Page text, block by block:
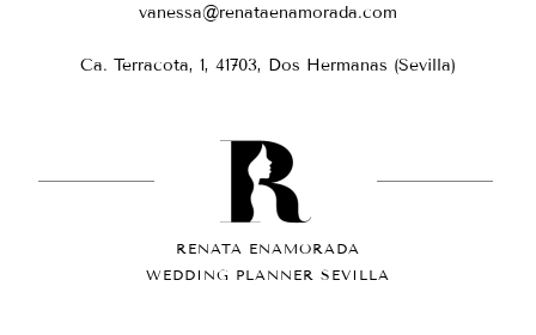
vanessa@renataenamorada.com
Ca. Terracota, 1, 41703, Dos Hermanas (Sevilla)
RENATA ENAMORADA
WEDDING PLANNER SEVILLA